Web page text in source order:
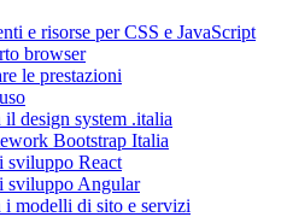
e risorse per CSS e JavaScript
browser
le prestazioni
design system .italia
Bootstrap Italia
sviluppo React
sviluppo Angular
modelli di sito e servizi